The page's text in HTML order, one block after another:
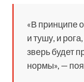
«В принципе
и тушу, и
зверь будет
нормы», —